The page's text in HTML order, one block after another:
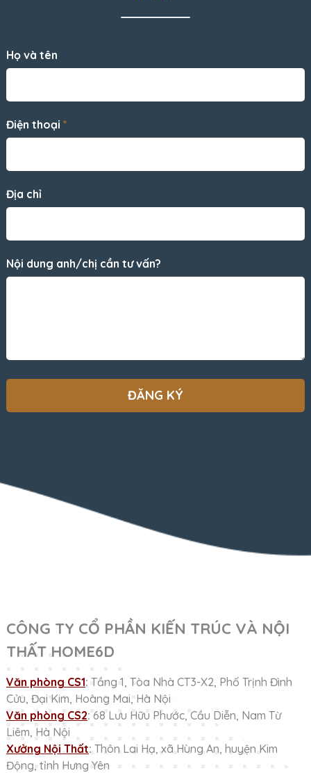
Họ và tên
Điện thoại *
Địa chỉ
Nội dung anh/chị cần tư vấn?
CÔNG TY CỔ PHẦN KIẾN TRÚC VÀ NỘI
THẤT HOME6D
Văn phòng CS1: Tầng 1, Tòa Nhà CT3-X2, Phố Trịnh Đình
Cửu, Đại Kim, Hoàng Mai, Hà Nội
Văn phòng CS2: 68 Lưu Hữu Phước, Cầu Diễn, Nam Từ
Liêm, Hà Nội
Xưởng Nội Thất: Thôn Lai Hạ, xã Hùng An, huyện Kim
Động, tỉnh Hưng Yên